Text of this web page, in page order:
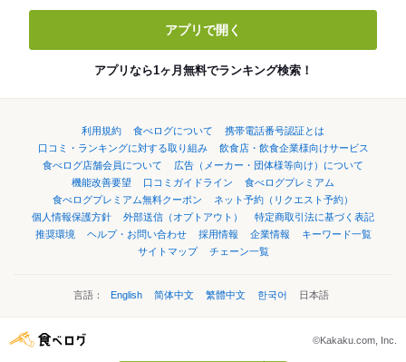
アプリで開く
アプリなら1ヶ月無料でランキング検索！
利用規約 食べログについて
携帯電話番号認証とは
口コミ・ランキングに対する取り組み
飲食店・飲食企業様向けサービス
食べログ店舗会員について
広告（メーカー・団体様等向け）について
機能改善要望
口コミガイドライン
食べログプレミアム
食べログプレミアム無料クーポン
ネット予約（リクエスト予約）
個人情報保護方針
外部送信（オプトアウト）
特定商取引法に基づく表記
推奨環境
ヘルプ・お問い合わせ 採用情報 企業情報
キーワード一覧
サイトマップ
チェーン一覧
言語： English 简体中文 繁體中文 한국어 日本語
©Kakaku.com, Inc.